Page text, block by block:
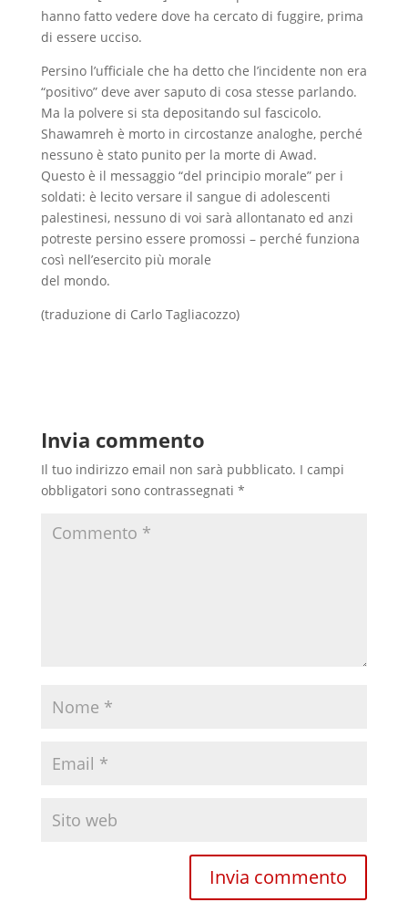
hanno fatto vedere dove ha cercato di fuggire, prima
di essere ucciso.
Persino l’ufficiale che ha detto che l’incidente non era
“positivo” deve aver saputo di cosa stesse parlando.
Ma la polvere si sta depositando sul fascicolo.
Shawamreh è morto in circostanze analoghe, perché
nessuno è stato punito per la morte di Awad.
Questo è il messaggio “del principio morale” per i
soldati: è lecito versare il sangue di adolescenti
palestinesi, nessuno di voi sarà allontanato ed anzi
potreste persino essere promossi – perché funziona
così nell’esercito più morale
del mondo.
(traduzione di Carlo Tagliacozzo)
Invia commento
Il tuo indirizzo email non sarà pubblicato. I campi
obbligatori sono contrassegnati *